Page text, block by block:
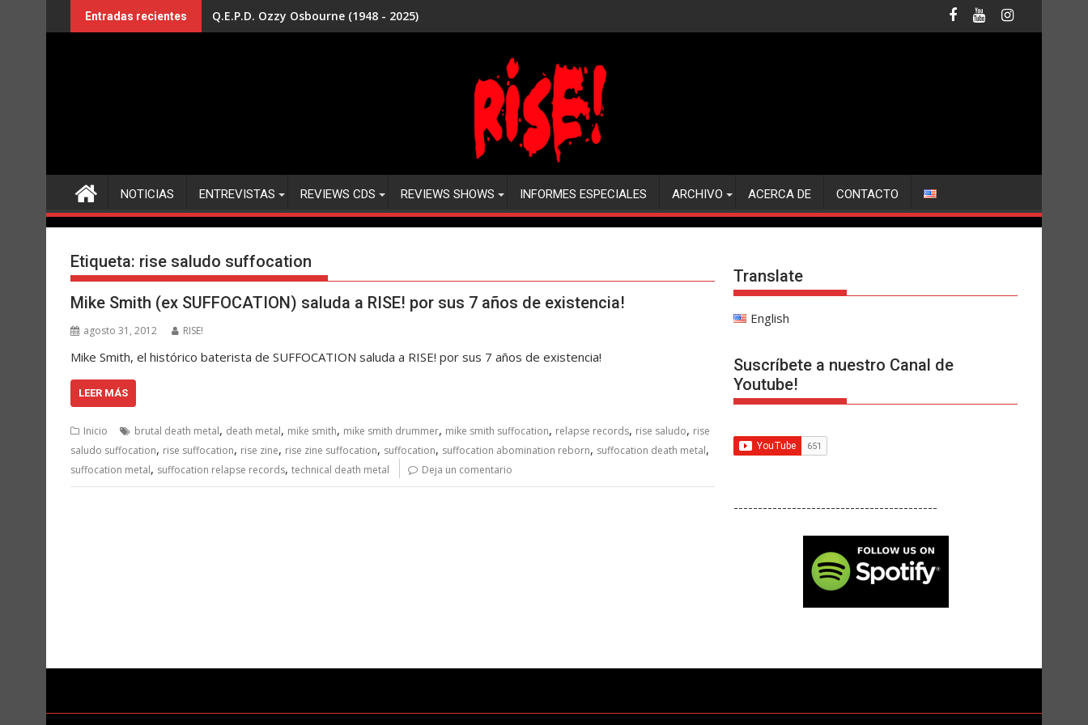
al
Entradas recientes Q.E.P.D. Ozzy Osbourne (1948 - 2025)
NOTICIAS ENTREVISTAS REVIEWS CDS REVIEWS SHOWS INFORMES ESPECIALES ARCHIVO ACERCA DE CONTACTO
Etiqueta: rise saludo suffocation
Mike Smith (ex SUFFOCATION) saluda a RISE! por sus 7 años de existencia!
agosto 31, 2012 RISE!
Mike Smith, el histórico baterista de SUFFOCATION saluda a RISE! por sus 7 años de existencia!
LEER MÁS
Inicio brutal death metal, death metal, mike smith, mike smith drummer, mike smith suffocation, relapse records, rise saludo, rise
saludo suffocation, rise suffocation, rise zine, rise zine suffocation, suffocation, suffocation abomination reborn, suffocation death metal,
suffocation metal, suffocation relapse records, technical death metal Deja un comentario
Translate
English
Suscríbete a nuestro Canal de
Youtube!
------------------------------------------